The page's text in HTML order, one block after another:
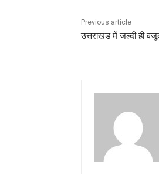
Previous article
उत्तराखंड में जल्दी ही